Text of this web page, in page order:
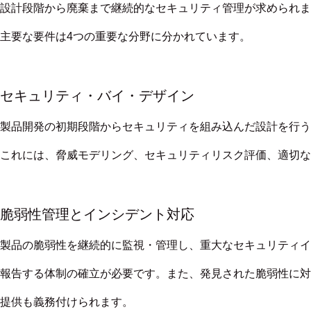
設計段階から廃棄まで継続的なセキュリティ管理が求められ
主要な要件は4つの重要な分野に分かれています。
セキュリティ・バイ・デザイン
製品開発の初期段階からセキュリティを組み込んだ設計を行
これには、脅威モデリング、セキュリティリスク評価、適切
脆弱性管理とインシデント対応
製品の脆弱性を継続的に監視・管理し、重大なセキュリティ
報告する体制の確立が必要です。また、発見された脆弱性に
提供も義務付けられます。